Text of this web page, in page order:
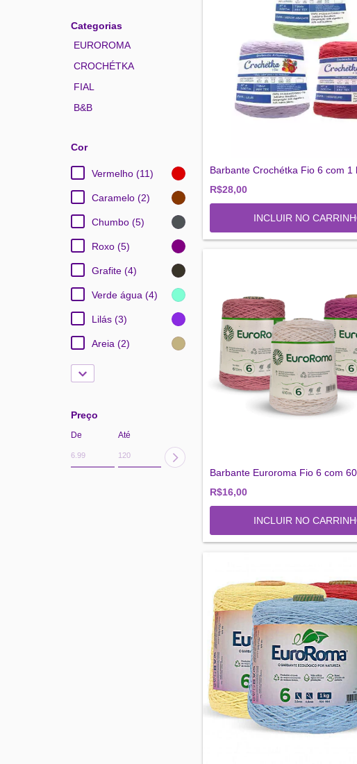
Categorias
EUROROMA
CROCHÉTKA
FIAL
B&B
Cor
Vermelho (11)
Caramelo (2)
Chumbo (5)
Roxo (5)
Grafite (4)
Verde água (4)
Lilás (3)
Areia (2)
Preço
De Até
Barbante Crochétka Fio 6 com 1
R$28,00
INCLUIR NO
Barbante Euroroma Fio 6 com
R$16,00
INCLUIR NO